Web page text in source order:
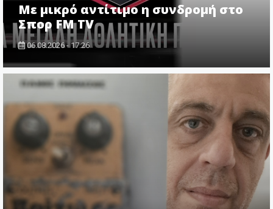
Με μικρό αντίτιμο η συνδρομή στο
Σπορ FM TV
06.08.2026 - 17:26